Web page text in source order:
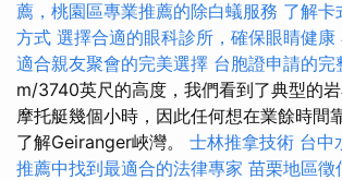
薦，桃園區專業推薦的除白蟻服務 了解卡
方式 選擇合適的眼科診所，確保眼睛健康
適合親友聚會的完美選擇 台胞證申請的完
m/3740英尺的高度，我們看到了典型的
摩托艇幾個小時，因此任何想在業餘時間
了解Geiranger峽灣。 士林推拿技術 台中
推薦中找到最適合的法律專家 苗栗地區徵